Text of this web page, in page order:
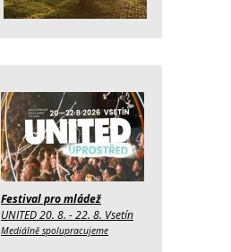
Festival pro mládež
UNITED 20. 8. - 22. 8. Vsetín
Mediálně spolupracujeme